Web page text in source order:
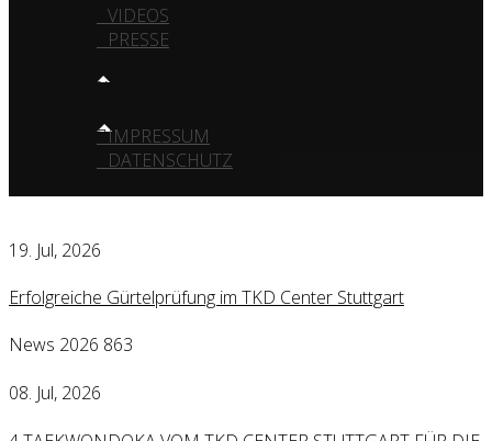
VIDEOS
PRESSE
KONTAKT
IMPRESSUM
DATENSCHUTZ
19. Jul, 2026
Erfolgreiche Gürtelprüfung im TKD Center Stuttgart
News 2026 863
08. Jul, 2026